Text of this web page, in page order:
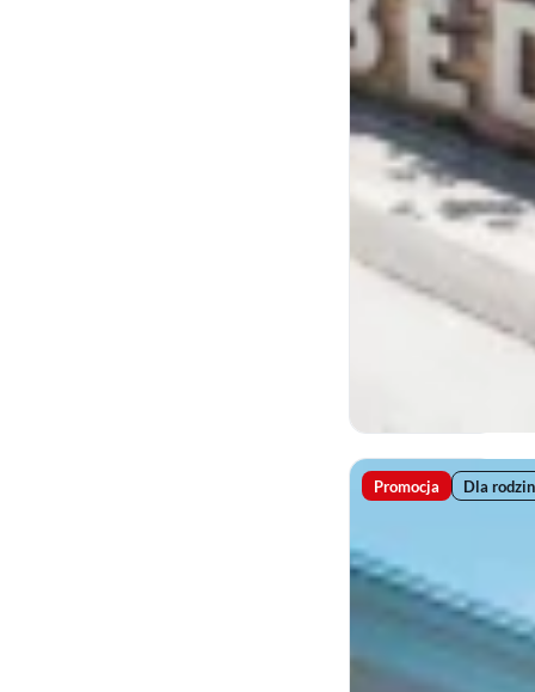
Promocja Dla rodzin